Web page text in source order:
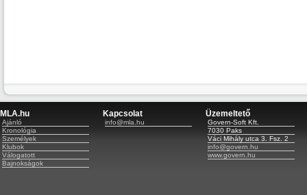
MLA.hu
Ajánló
Kronológia
Személyek
Klubok
Válogatott
Bajnokságok
Kapcsolat
info@mla.hu
Üzemeltető
Govern-Soft Kft.
7030 Paks
Váci Mihály utca 3. Fsz. 2
info@govern.hu
www.govern.hu